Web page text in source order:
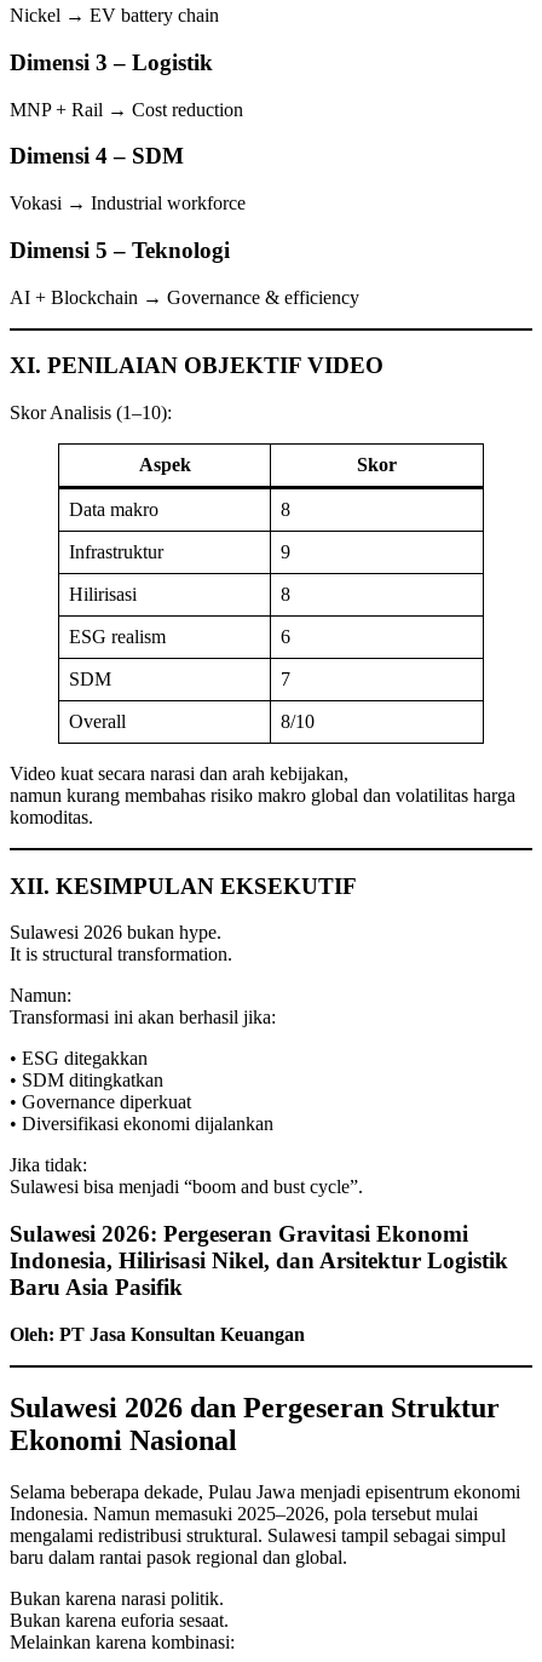
Nickel → EV battery chain
Dimensi 3 – Logistik
MNP + Rail → Cost reduction
Dimensi 4 – SDM
Vokasi → Industrial workforce
Dimensi 5 – Teknologi
AI + Blockchain → Governance & efficiency
XI. PENILAIAN OBJEKTIF VIDEO
Skor Analisis (1–10):
Aspek Skor
Data makro 8
Infrastruktur 9
Hilirisasi 8
ESG realism 6
SDM 7
Overall 8/10
Video kuat secara narasi dan arah kebijakan,
namun kurang membahas risiko makro global dan volatilitas harga
komoditas.
XII. KESIMPULAN EKSEKUTIF
Sulawesi 2026 bukan hype.
It is structural transformation.
Namun:
Transformasi ini akan berhasil jika:
• ESG ditegakkan
• SDM ditingkatkan
• Governance diperkuat
• Diversifikasi ekonomi dijalankan
Jika tidak:
Sulawesi bisa menjadi “boom and bust cycle”.
Sulawesi 2026: Pergeseran Gravitasi Ekonomi
Indonesia, Hilirisasi Nikel, dan Arsitektur Logistik
Baru Asia Pasifik
Oleh: PT Jasa Konsultan Keuangan
Sulawesi 2026 dan Pergeseran Struktur
Ekonomi Nasional
Selama beberapa dekade, Pulau Jawa menjadi episentrum ekonomi
Indonesia. Namun memasuki 2025–2026, pola tersebut mulai
mengalami redistribusi struktural. Sulawesi tampil sebagai simpul
baru dalam rantai pasok regional dan global.
Bukan karena narasi politik.
Bukan karena euforia sesaat.
Melainkan karena kombinasi: